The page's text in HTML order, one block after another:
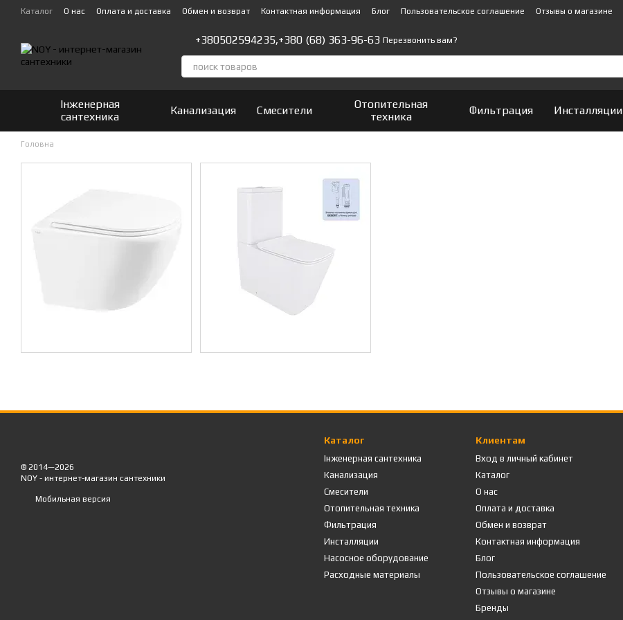
Перейти к основному контенту
Каталог О нас Оплата и доставка Обмен и возврат Контактная информация Блог Пользовательское соглашение Отзывы о магазине
+380502594235,+380 (68) 363-96-63 Перезвонить вам?
Інженерная
сантехника
Канализация Смесители
Отопительная
техника
Фильтрация Инсталляции
Головна
© 2014—2026
NOY - интернет-магазин сантехники
Мобильная версия
Каталог
Інженерная сантехника
Канализация
Смесители
Отопительная техника
Фильтрация
Инсталляции
Насосное оборудование
Расходные материалы
Клиентам
Вход в личный кабинет
Каталог
О нас
Оплата и доставка
Обмен и возврат
Контактная информация
Блог
Пользовательское соглашение
Отзывы о магазине
Бренды